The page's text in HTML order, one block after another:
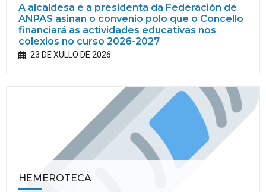
A alcaldesa e a presidenta da Federación de
ANPAS asinan o convenio polo que o Concello
financiará as actividades educativas nos
colexios no curso 2026-2027
23 DE XULLO DE 2026
HEMEROTECA